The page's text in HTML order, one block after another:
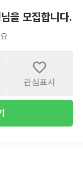
을 모집합니다.
관심표시